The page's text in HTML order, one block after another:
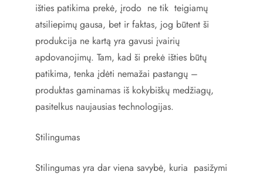
išties patikima prekė, įrodo ne tik teigiamų
atsiliepimų gausa, bet ir faktas, jog būtent ši
produkcija ne kartą yra gavusi įvairių
apdovanojimų. Tam, kad ši prekė išties būtų
patikima, tenka įdėti nemažai pastangų –
produktas gaminamas iš kokybiškų medžiagų,
pasitelkus naujausias technologijas.
Stilingumas
Stilingumas yra dar viena savybė, kuria pasižymi